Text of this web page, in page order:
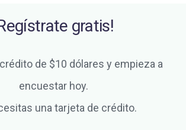
gratis!
de $10 dólares y empieza a
encuestar hoy.
una tarjeta de crédito.